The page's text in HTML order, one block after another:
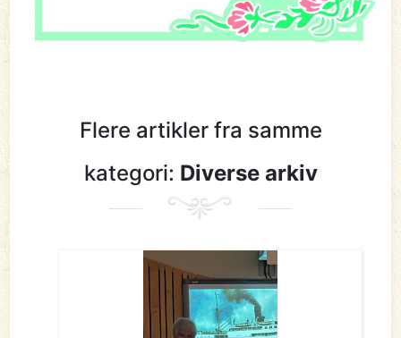
Flere artikler fra samme
kategori: Diverse arkiv